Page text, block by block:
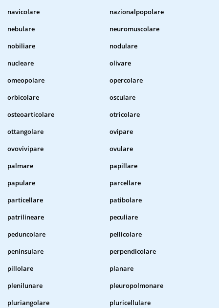
navicolare
nazionalpopolare
nebulare
neuromuscolare
nobiliare
nodulare
nucleare
olivare
omeopolare
opercolare
orbicolare
osculare
osteoarticolare
otricolare
ottangolare
ovipare
ovovivipare
ovulare
palmare
papillare
papulare
parcellare
particellare
patibolare
patrilineare
peculiare
peduncolare
pellicolare
peninsulare
perpendicolare
pillolare
planare
plenilunare
pleuropolmonare
pluriangolare
pluricellulare